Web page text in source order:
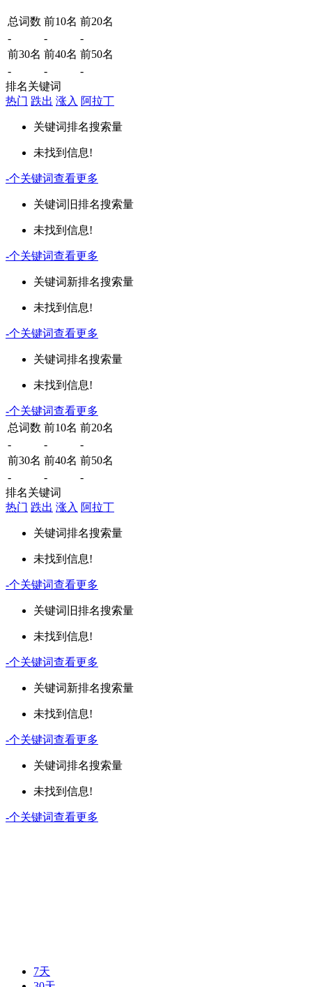
总词数 前10名 前20名
-
-
-
前30名 前40名 前50名
-
-
-
排名关键词
热门 跌出 涨入 阿拉丁
关键词排名搜索量
未找到信息!
-个关键词查看更多
关键词 旧排名搜索量
未找到信息!
-个关键词查看更多
关键词新排名搜索量
未找到信息!
-个关键词查看更多
关键词排名搜索量
未找到信息!
-个关键词查看更多
总词数 前10名 前20名
-
-
-
前30名 前40名 前50名
-
-
-
排名关键词
热门 跌出 涨入 阿拉丁
关键词排名搜索量
未找到信息!
-个关键词查看更多
关键词 旧排名搜索量
未找到信息!
-个关键词查看更多
关键词新排名搜索量
未找到信息!
-个关键词查看更多
关键词排名搜索量
未找到信息!
-个关键词查看更多
7天